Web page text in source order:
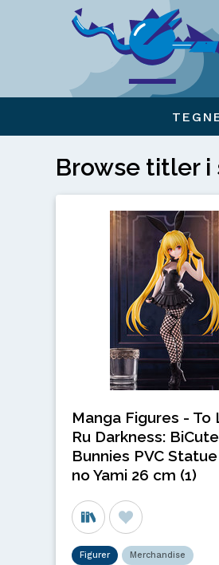
Browse titler i
Manga Figures - To
Ru Darkness: BiCute
Bunnies PVC
no Yami 26 cm (1)
Figurer Merchandise
Viser overlay for indkøbskurv